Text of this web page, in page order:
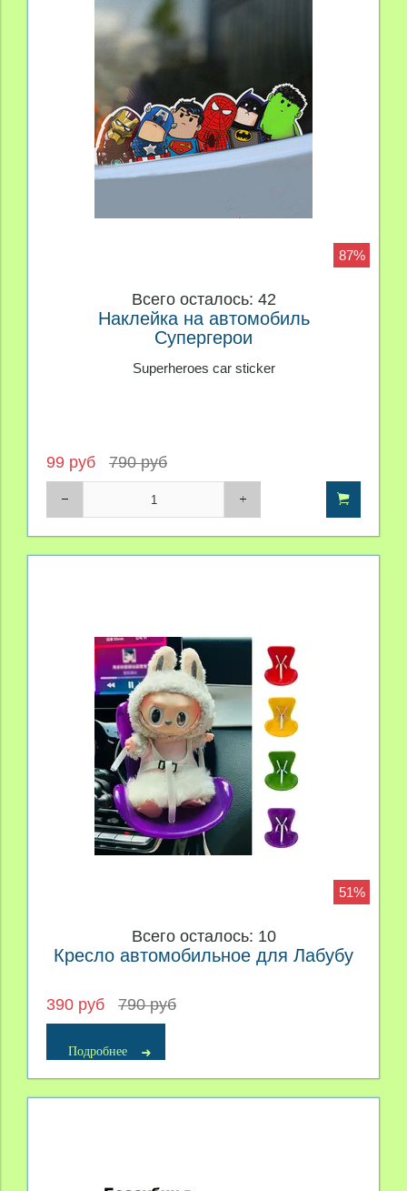
87%
Всего осталось: 42
Наклейка на автомобиль
Супергерои
Superheroes car sticker
99 руб 790 руб
51%
Всего осталось: 10
Кресло автомобильное для Лабубу
390 руб 790 руб
Подробнее